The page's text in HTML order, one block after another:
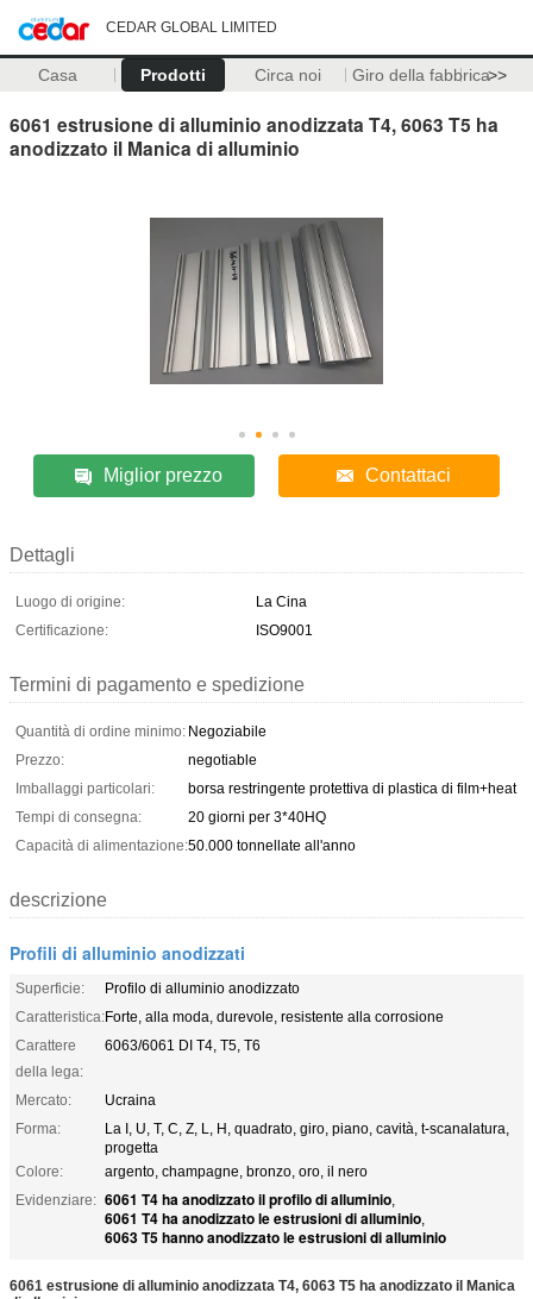
CEDAR GLOBAL LIMITED
Casa Prodotti Circa noi Giro della fabbrica>>
6061 estrusione di alluminio anodizzata T4, 6063 T5 ha
anodizzato il Manica di alluminio
Miglior prezzo Contattaci
Dettagli
Luogo di origine:
La Cina
Certificazione:
ISO9001
Termini di pagamento e spedizione
Quantità di ordine minimo: Negoziabile
Prezzo:
negotiable
Imballaggi particolari:
borsa restringente protettiva di plastica di film+heat
Tempi di consegna:
20 giorni per 3*40HQ
Capacità di alimentazione:50.000 tonnellate all'anno
descrizione
Profili di alluminio anodizzati
Superficie:
Profilo di alluminio anodizzato
Caratteristica:Forte, alla moda, durevole, resistente alla corrosione
Carattere
della lega:
6063/6061 DI T4, T5, T6
Mercato:
Ucraina
Forma:
La I, U, T, C, Z, L, H, quadrato, giro, piano, cavità, t-scanalatura,
progetta
Colore:
argento, champagne, bronzo, oro, il nero
Evidenziare: 6061 T4 ha anodizzato il profilo di alluminio,
6061 T4 ha anodizzato le estrusioni di alluminio,
6063 T5 hanno anodizzato le estrusioni di alluminio
6061 estrusione di alluminio anodizzata T4, 6063 T5 ha anodizzato il Manica